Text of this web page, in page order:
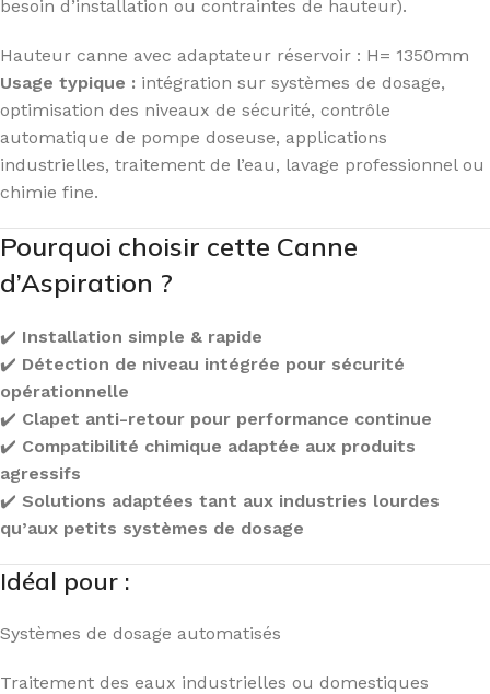
besoin d’installation ou contraintes de hauteur).
Hauteur canne avec adaptateur réservoir : H= 1350mm
Usage typique : intégration sur systèmes de dosage,
optimisation des niveaux de sécurité, contrôle
automatique de pompe doseuse, applications
industrielles, traitement de l’eau, lavage professionnel ou
chimie fine.
Pourquoi choisir cette Canne
d’Aspiration ?
✔️ Installation simple & rapide
✔️ Détection de niveau intégrée pour sécurité
opérationnelle
✔️ Clapet anti-retour pour performance continue
✔️ Compatibilité chimique adaptée aux produits
agressifs
✔️ Solutions adaptées tant aux industries lourdes
qu’aux petits systèmes de dosage
Idéal pour :
Systèmes de dosage automatisés
Traitement des eaux industrielles ou domestiques